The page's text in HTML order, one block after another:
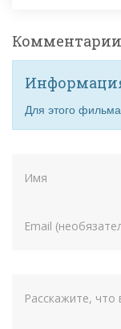
Комментарии
Для этого